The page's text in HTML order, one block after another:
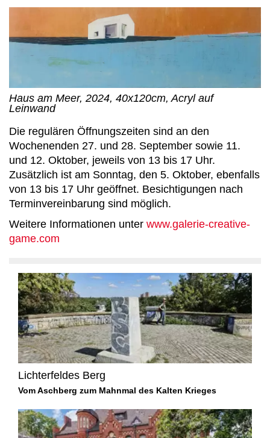
Haus am Meer, 2024, 40x120cm, Acryl auf
Leinwand
Die regulären Öffnungszeiten sind an den
Wochenenden 27. und 28. September sowie 11.
und 12. Oktober, jeweils von 13 bis 17 Uhr.
Zusätzlich ist am Sonntag, den 5. Oktober, ebenfalls
von 13 bis 17 Uhr geöffnet. Besichtigungen nach
Terminvereinbarung sind möglich.
Weitere Informationen unter www.galerie-creative-
game.com
Lichterfeldes Berg
Vom Aschberg zum Mahnmal des Kalten Krieges